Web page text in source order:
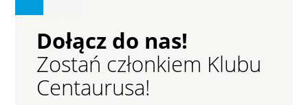
Dołącz do nas!
Zostań członkiem Klubu
Centaurusa!